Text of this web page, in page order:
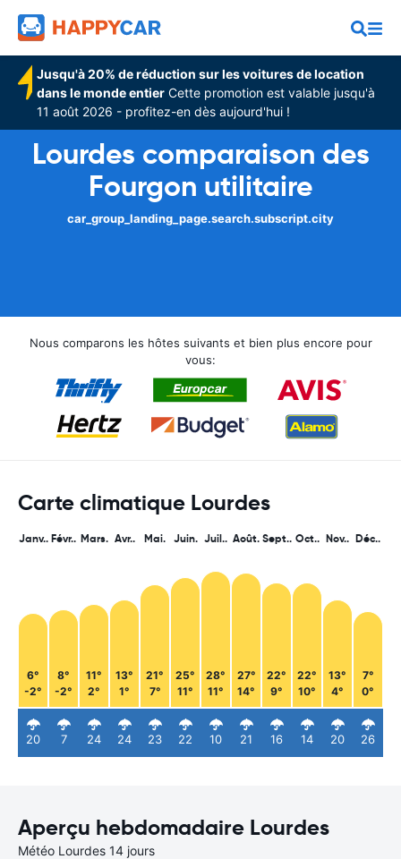
Jusqu'à 20% de réduction sur les voitures de location
dans le monde entier Cette promotion est valable jusqu'à
11 août 2026 - profitez-en dès aujourd'hui !
Lourdes comparaison des
Fourgon utilitaire
car_group_landing_page.search.subscript.city
Nous comparons les hôtes suivants et bien plus encore pour
vous:
Carte climatique Lourdes
Janv..
6°
-2°
20
Févr..
8°
-2°
7
Mars.
11°
2°
24
Avr..
13°
1°
24
Mai.
21°
7°
23
Juin.
25°
11°
22
Juil..
28°
11°
10
Août.
27°
14°
21
Sept..
22°
9°
16
Oct..
22°
10°
14
Nov..
13°
4°
20
Déc..
7°
0°
26
Aperçu hebdomadaire Lourdes
Météo Lourdes 14 jours